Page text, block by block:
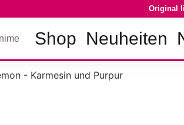
Original
Shop Neuheiten